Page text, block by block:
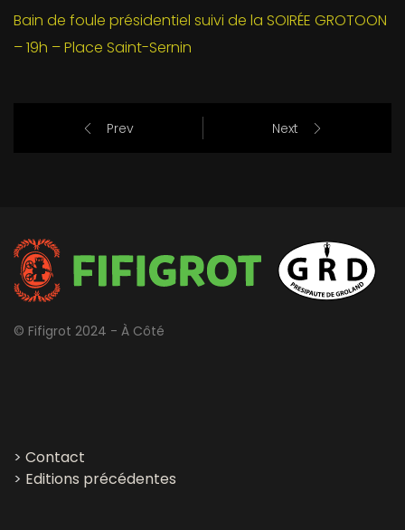
Bain de foule présidentiel suivi de la SOIRÉE GROTOON
– 19h – Place Saint-Sernin
Prev Next
© Fifigrot 2024 - À Côté
> Contact
> Editions précédentes